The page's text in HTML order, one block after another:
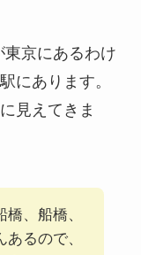
東京にあるわけ
にあります。
見えてきま
、船橋、
るので、